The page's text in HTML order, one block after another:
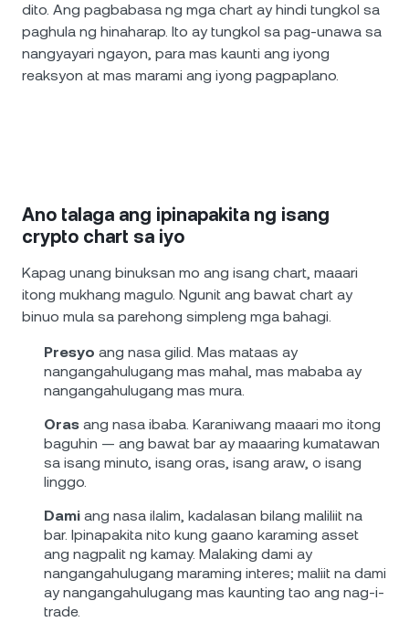
I-browse ang lahat ng asset
dito. Ang pagbabasa ng mga chart ay hindi tungkol sa
paghula ng hinaharap. Ito ay tungkol sa pag-unawa sa
nangyayari ngayon, para mas kaunti ang iyong
reaksyon at mas marami ang iyong pagpaplano.
Ano talaga ang ipinapakita ng isang
crypto chart sa iyo
Kapag unang binuksan mo ang isang chart, maaari
itong mukhang magulo. Ngunit ang bawat chart ay
binuo mula sa parehong simpleng mga bahagi.
Presyo ang nasa gilid. Mas mataas ay
nangangahulugang mas mahal, mas mababa ay
nangangahulugang mas mura.
Oras ang nasa ibaba. Karaniwang maaari mo itong
baguhin — ang bawat bar ay maaaring kumatawan
sa isang minuto, isang oras, isang araw, o isang
linggo.
Dami ang nasa ilalim, kadalasan bilang maliliit na
bar. Ipinapakita nito kung gaano karaming asset
ang nagpalit ng kamay. Malaking dami ay
nangangahulugang maraming interes; maliit na dami
ay nangangahulugang mas kaunting tao ang nag-i-
trade.